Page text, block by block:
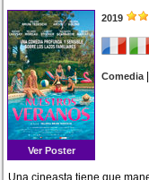
Ver Poster
2019
Comedia
Una cineasta tiene que